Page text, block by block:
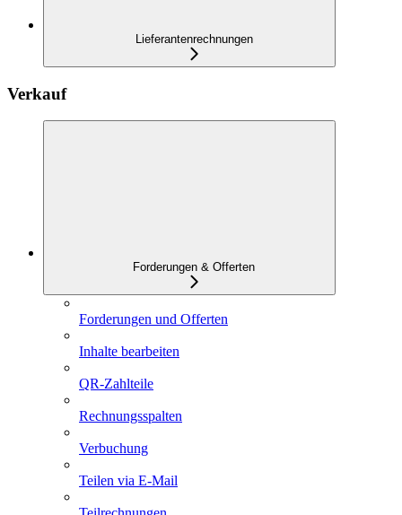
Lieferantenrechnungen
Verkauf
Forderungen & Offerten
Forderungen und Offerten
Inhalte bearbeiten
QR-Zahlteile
Rechnungsspalten
Verbuchung
Teilen via E-Mail